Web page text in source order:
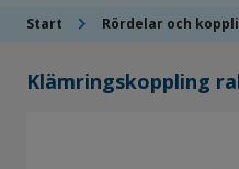
Start chevron_right Rördelar och
Klämringskoppling